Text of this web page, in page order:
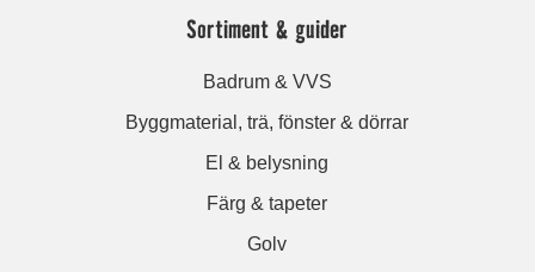
Sortiment & guider
Badrum & VVS
Byggmaterial, trä, fönster & dörrar
El & belysning
Färg & tapeter
Golv